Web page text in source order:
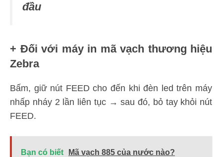
đầu
+ Đối với máy in mã vạch thương hiệu
Zebra
Bấm, giữ nút FEED cho đến khi đèn led trên máy
nhấp nháy 2 lần liên tục → sau đó, bỏ tay khỏi nút
FEED.
Bạn có biết Mã vạch 885 của nước nào?